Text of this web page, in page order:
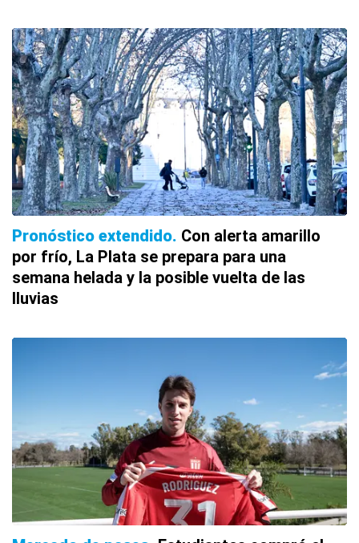
Pronóstico extendido Con alerta amarillo
por frío, La Plata se prepara para una
semana helada y la posible vuelta de las
lluvias